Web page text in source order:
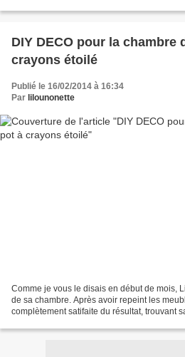
DIY DECO pour la chambre
crayons étoilé
Publié le 16/02/2014 à 16:34
Par lilounonette
Comme je vous le disais en début de mois,
de sa chambre. Après avoir repeint les
complètement satifaite du résultat, trouvant